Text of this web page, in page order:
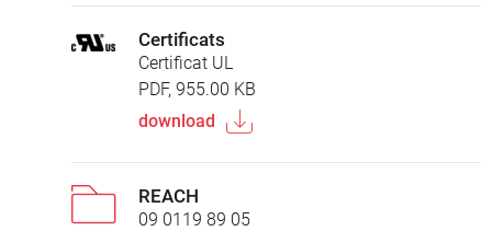
Certificats
Certificat UL
PDF, 955.00 KB
download
REACH
09 0119 89 05